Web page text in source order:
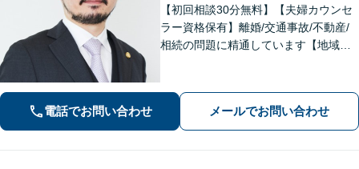
【初回相談30分無料】【夫婦カウンセ
ラー資格保有】離婚/交通事故/不動産/
相続の問題に精通しています【地域に
指し、日々邁進しております【夜間・
土日相談可】
電話でお問い合わせ メールでお問い合わせ